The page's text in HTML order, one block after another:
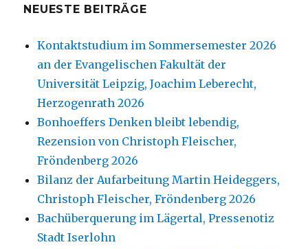
NEUESTE BEITRÄGE
Kontaktstudium im Sommersemester 2026
an der Evangelischen Fakultät der
Universität Leipzig, Joachim Leberecht,
Herzogenrath 2026
Bonhoeffers Denken bleibt lebendig,
Rezension von Christoph Fleischer,
Fröndenberg 2026
Bilanz der Aufarbeitung Martin Heideggers,
Christoph Fleischer, Fröndenberg 2026
Bachüberquerung im Lägertal, Pressenotiz
Stadt Iserlohn